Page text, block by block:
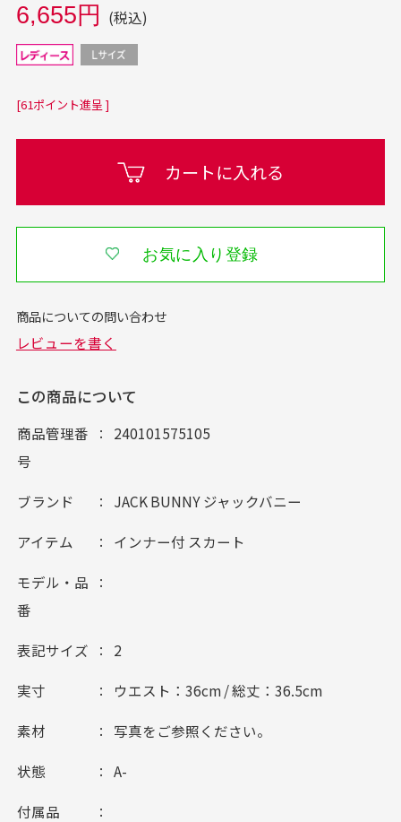
6,655円 (税込)
[61ポイント進呈 ]
カートに入れる
お気に入り登録
この商品について
商品管理番
号
240101575105
ブランド JACK BUNNY ジャックバニー
アイテム インナー付 スカート
モデル・品
番
表記サイズ 2
実寸 ウエスト：36cm / 総丈：36.5cm
素材 写真をご参照ください。
状態 A-
付属品